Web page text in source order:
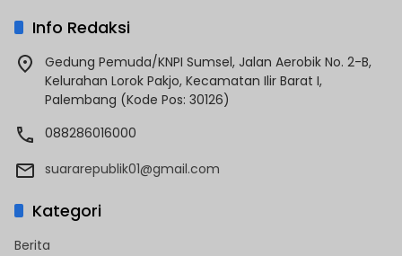
Info Redaksi
Gedung Pemuda/KNPI Sumsel, Jalan Aerobik No. 2-B,
Kelurahan Lorok Pakjo, Kecamatan Ilir Barat I,
Palembang (Kode Pos: 30126)
088286016000
suararepublik01@gmail.com
Kategori
Berita